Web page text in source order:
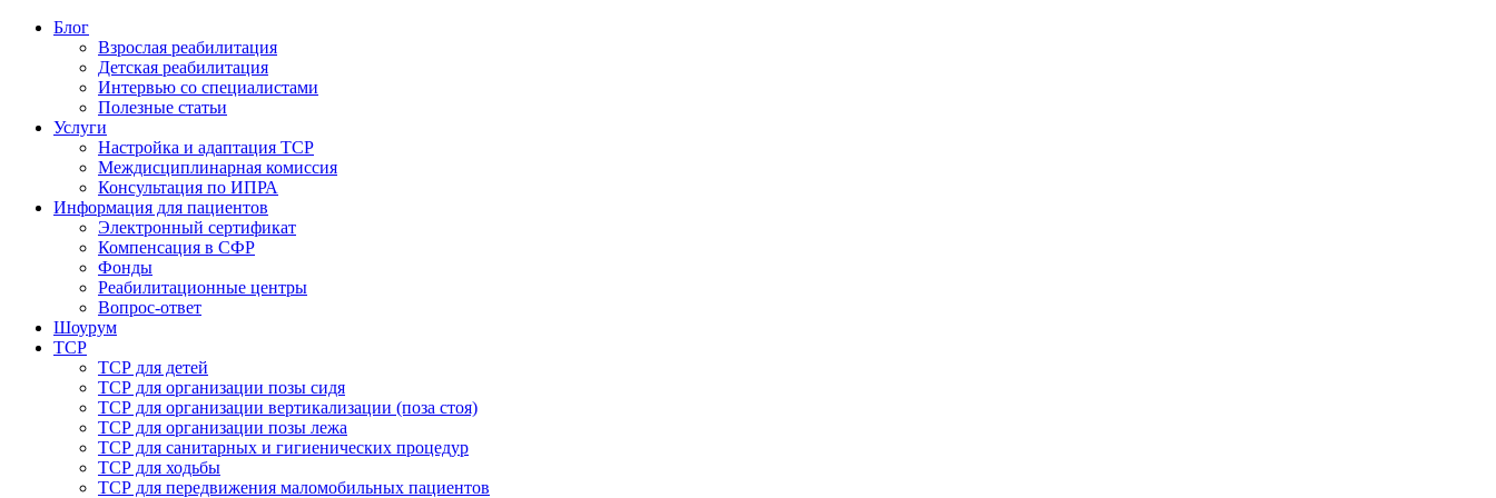
Блог
Взрослая реабилитация
Детская реабилитация
Интервью со специалистами
Полезные статьи
Услуги
Настройка и адаптация ТСР
Междисциплинарная комиссия
Консультация по ИПРА
Информация для пациентов
Электронный сертификат
Компенсация в СФР
Фонды
Реабилитационные центры
Вопрос-ответ
Шоурум
ТСР
ТСР для детей
ТСР для организации позы сидя
ТСР для организации вертикализации (поза стоя)
ТСР для организации позы лежа
ТСР для санитарных и гигиенических процедур
ТСР для ходьбы
ТСР для передвижения маломобильных пациентов